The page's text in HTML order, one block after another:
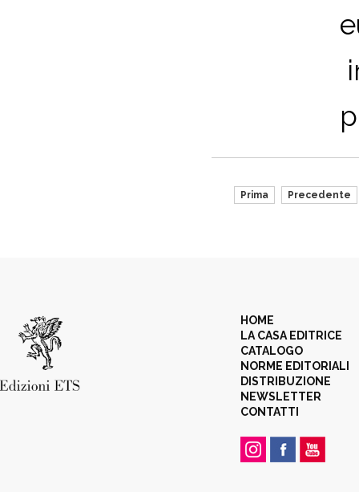
Prima Precedente
HOME
LA CASA EDITRICE
CATALOGO
NORME EDITORIALI
DISTRIBUZIONE
NEWSLETTER
CONTATTI